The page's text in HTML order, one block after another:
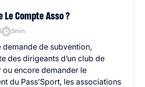
Le Compte Asso ?
5min
demande de subvention,
des dirigeants d’un club de
ou encore demander le
du Pass’Sport, les associations